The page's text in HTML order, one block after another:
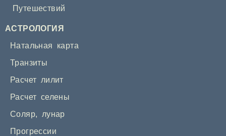
Путешествий
АСТРОЛОГИЯ
Натальная карта
Транзиты
Расчет лилит
Расчет селены
Соляр, лунар
Прогрессии